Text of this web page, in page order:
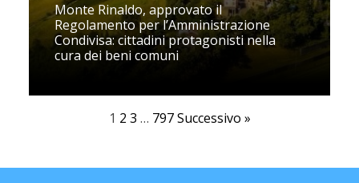
Monte Rinaldo, approvato il
Regolamento per l’Amministrazione
Condivisa: cittadini protagonisti nella
cura dei beni comuni
1 2 3 … 797 Successivo »